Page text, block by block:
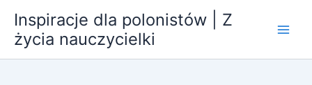
treści
Inspiracje dla polonistów | Z
życia nauczycielki